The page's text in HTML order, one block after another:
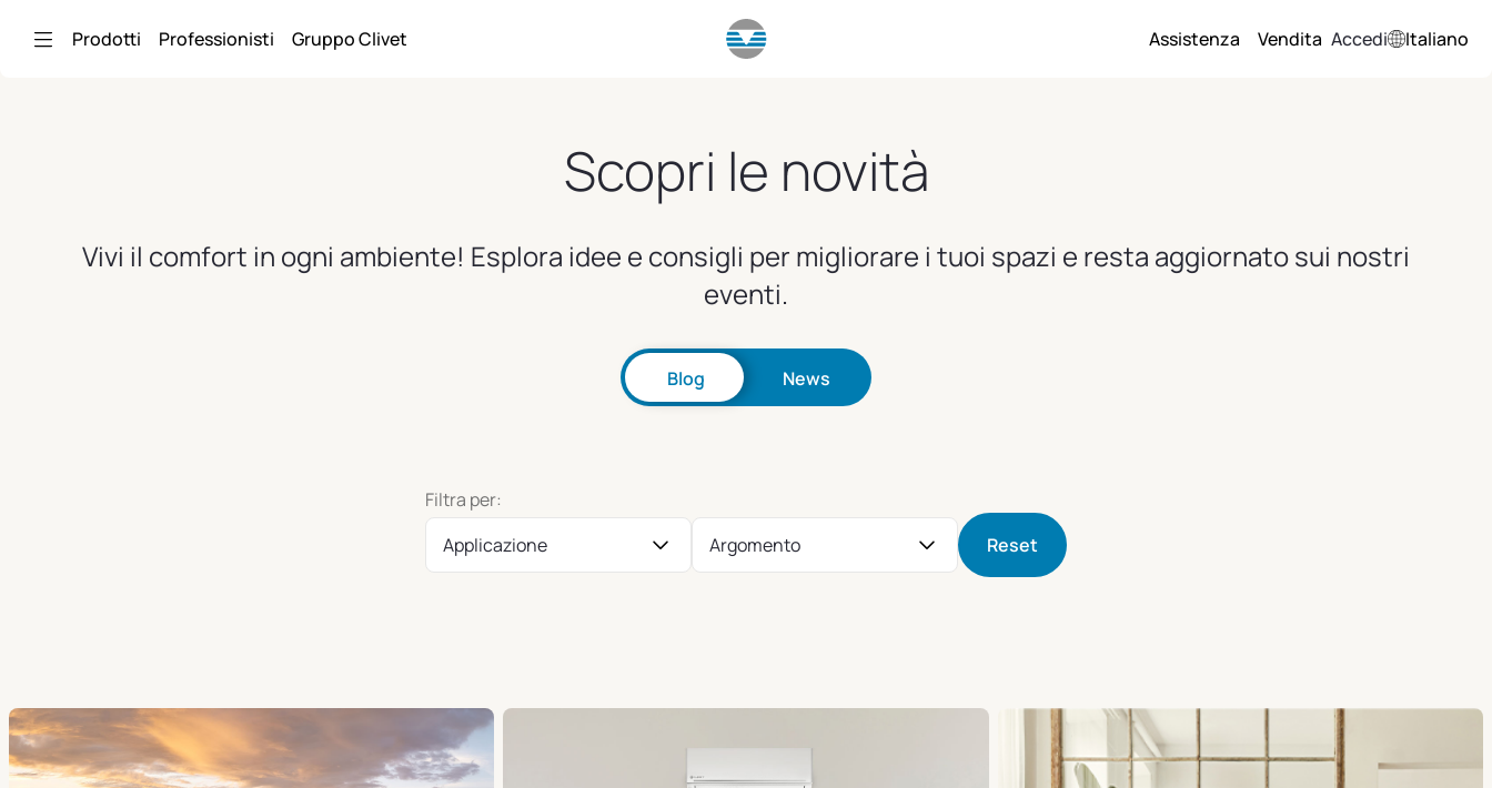
Prodotti Professionisti Gruppo Clivet Assistenza Vendita Accedi Italiano
Scopri le novità
Vivi il comfort in ogni ambiente! Esplora idee e consigli per migliorare i tuoi spazi e resta aggiornato sui nostri
eventi.
Blog News
Filtra per:
Applicazione
Argomento Reset